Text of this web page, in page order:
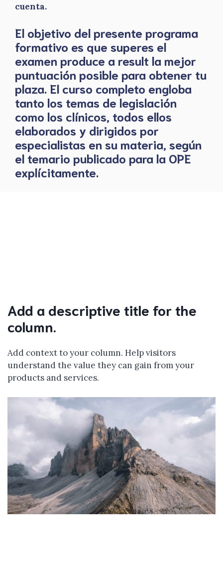
cuenta.
El objetivo del presente programa
formativo es que superes el
examen produce a result la mejor
puntuación posible para obtener tu
plaza. El curso completo engloba
tanto los temas de legislación
como los clínicos, todos ellos
elaborados y dirigidos por
especialistas en su materia, según
el temario publicado para la OPE
explícitamente.
Add a descriptive title for the
column.
Add context to your column. Help visitors
understand the value they can gain from your
products and services.